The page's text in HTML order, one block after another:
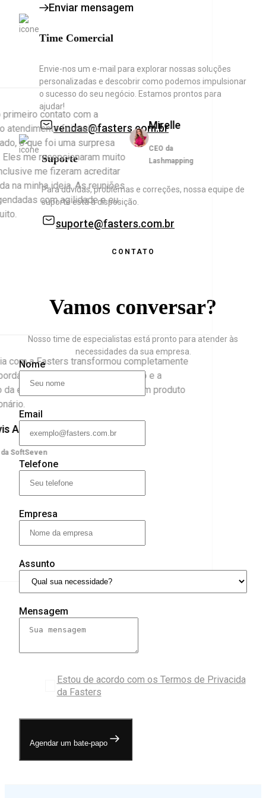
contato com a
foi muito
o que foi uma surpresa
me recepcionaram muito
me fizeram acreditar
minha ideia. As reuniões
com agilidade e eu
Mirelle
CEO da
Lashmapping
a Fasters transformou completamente
de mercado. A dedicação e a
equipe nos ajudaram a lançar um produto
SoftSeven
Enviar mensagem
Time Comercial
Envie-nos um e-mail para explorar nossas soluções
personalizadas e descobrir como podemos impulsionar
o sucesso do seu negócio. Estamos prontos para
ajudar!
vendas@fasters.com.br
Suporte
Para dúvidas, problemas e correções, nossa equipe de
suporte está à disposição.
suporte@fasters.com.br
CONTATO
Vamos conversar?
Nosso time de especialistas está pronto para atender às
necessidades da sua empresa.
Nome
Email
Telefone
Empresa
Assunto
Mensagem
Estou de acordo com os Termos de Privacida
da Fasters
Agendar um bate-papo